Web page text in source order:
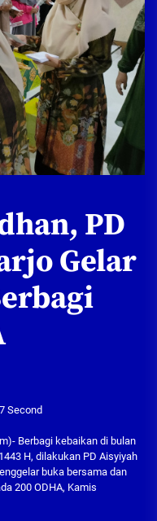
PD
Gelar
Second
Berbagi kebaikan di bulan
H, dilakukan PD Aisyiyah
buka bersama dan
200 ODHA, Kamis